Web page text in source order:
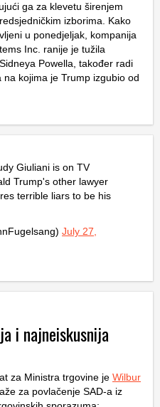
ga za klevetu širenjem
izborima. Kako
u ponedjeljak, kompanija
Inc. ranije je tužila
Powella, također radi
kojima je Trump izgubio od
Giuliani is on TV
Trump's other lawyer
terrible liars to be his
July 27,
i najneiskusnija
za Ministra trgovine je Wilbur
za povlačenje SAD-a iz